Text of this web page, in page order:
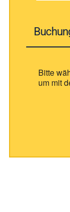
Bitte
um mit